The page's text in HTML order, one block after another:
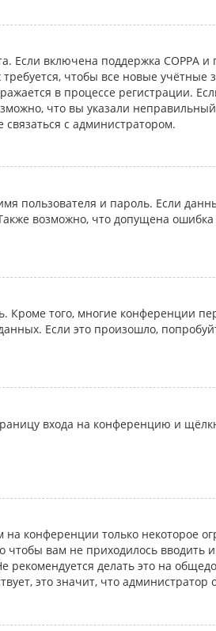
Если включена поддержка COPPA
чтобы все новые учётные
в процессе регистрации.
что вы указали
с администратором.
пользователя и пароль. Если
возможно, что допущена
Кроме того, многие конференции
Если это произошло,
входа на конференцию и
конференции только некоторое
чтобы вам не приходилось вводить
делать это на
это значит, что